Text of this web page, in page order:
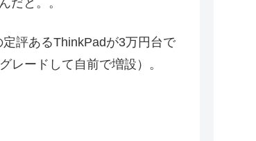
だと。。
評あるThinkPadが3万円台で
レードして自前で増設）。